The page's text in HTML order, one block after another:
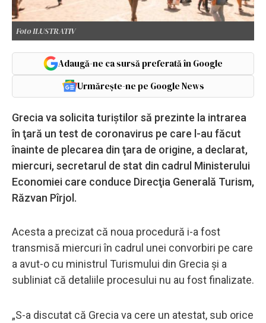
Foto ILUSTRATIV
Adaugă-ne ca sursă preferată în Google
Urmărește-ne pe Google News
Grecia va solicita turiştilor să prezinte la intrarea
în ţară un test de coronavirus pe care l-au făcut
înainte de plecarea din ţara de origine, a declarat,
miercuri, secretarul de stat din cadrul Ministerului
Economiei care conduce Direcţia Generală Turism,
Răzvan Pîrjol.
Acesta a precizat că noua procedură i-a fost
transmisă miercuri în cadrul unei convorbiri pe care
a avut-o cu ministrul Turismului din Grecia şi a
subliniat că detaliile procesului nu au fost finalizate.
„S-a discutat că Grecia va cere un atestat, sub orice